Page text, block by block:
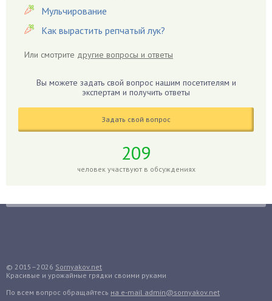
Гвоздики
Георгины
Гиацинт
Гладиолусы
Гранат
Грядки
Гуава
Мульчирование
Как вырастить репчатый лук?
Или смотрите другие вопросы и ответы
Вы можете задать свой вопрос нашим посетителям и
экспертам и получить ответы
Задать свой вопрос
209
человек участвуют в обсуждениях
© 2015–2026 Sornyakov.net
Красивые и урожайные грядки своими руками
По всем вопрос обращайтесь на e-mail admin@sornyakov.net